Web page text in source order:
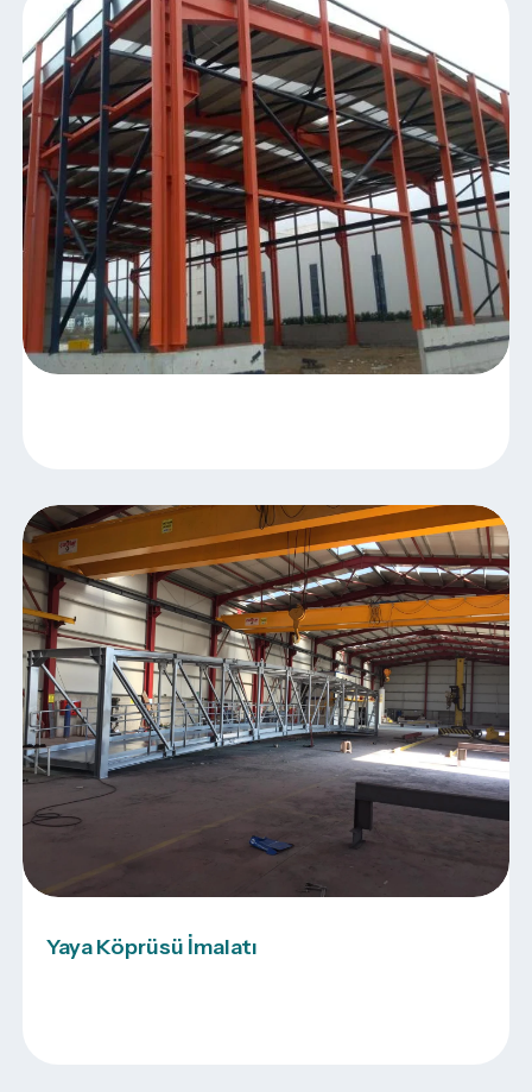
Yaya Köprüsü İmalatı